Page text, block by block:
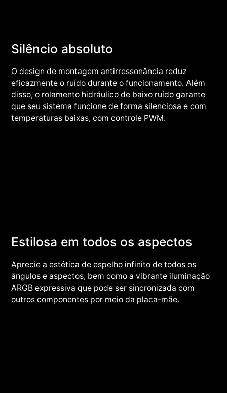
Silêncio absoluto
O design de montagem antirressonância reduz
eficazmente o ruído durante o funcionamento. Além
disso, o rolamento hidráulico de baixo ruído garante
que seu sistema funcione de forma silenciosa e com
temperaturas baixas, com controle PWM.
Estilosa em todos os aspectos
Aprecie a estética de espelho infinito de todos os
ângulos e aspectos, bem como a vibrante iluminação
ARGB expressiva que pode ser sincronizada com
outros componentes por meio da placa-mãe.